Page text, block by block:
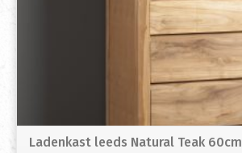
Ladenkast leeds Natural Teak 60cm